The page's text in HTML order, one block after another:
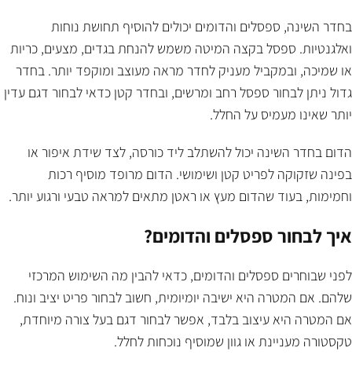
בחדר השינה, ספסלים והדומים יכולים להוסיף תחושת נוחות
ואלגנטיות. ספסל בקצה המיטה משמש להנחת בגדים, מצעים, כריות
או שמיכה, ובמקביל מעניק לחדר מראה מעוצב ומוקפד יותר. בחדר
גדול ניתן לבחור ספסל רחב ומרשים, ובחדר קטן כדאי לבחור דגם עדין
יותר שאינו מעמיס על החלל.
הדום בחדר השינה יכול להשתלב ליד כורסה, לצד שידת איפור או
בפינה שזקוקה לפריט קטן ושימושי. הדום מרופד מוסיף רכות
וחמימות, בעוד שהדום מעץ או ראטן מתאים למראה טבעי ורגוע יותר.
איך לבחור ספסלים והדומים?
לפני שבוחרים ספסלים והדומים, כדאי להבין מה השימוש המרכזי
שלהם. אם המטרה היא ישיבה יומיומית, חשוב לבחור פריט יציב ונוח.
אם המטרה היא עיצוב בלבד, אפשר לבחור דגם בעל צורה מיוחדת,
טקסטורה מעניינת או גוון שמוסיף נוכחות לחלל.